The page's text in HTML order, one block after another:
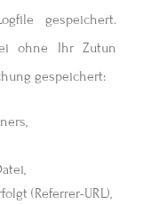
gespeichert.
ohne Ihr Zutun
gespeichert:
(Referrer-URL),